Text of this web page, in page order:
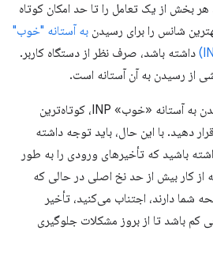
بخش از یک تعامل را تا حد امکان کوتاه
شانس را برای رسیدن به آستانه "خوب"
داشته باشد، صرف نظر از دستگاه کاربر.
از رسیدن به آن آستانه است.
در نتیجه، شما باید برای رسیدن به آستانه «خوب» INP، کوتاه‌ترین
دهید. با این حال، باید توجه داشته
باشید که تأخیرهای ورودی را به طور
از کار بیش از حد نخ اصلی در حالی که
شما دارند، اجتناب می‌کنید، تأخیر
کم باشد تا از بروز مشکلات جلوگیری